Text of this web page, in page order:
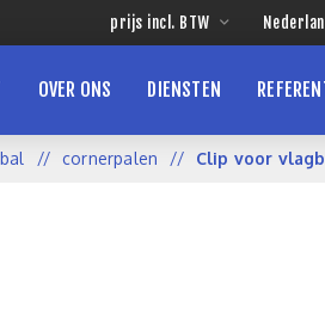
OVER ONS DIENSTEN
/ cornerpalen / Clip voor